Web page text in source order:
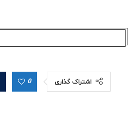
اشتراک گذاری 0